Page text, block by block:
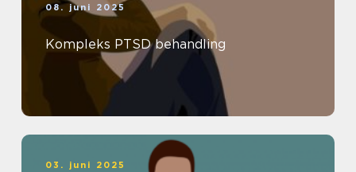
08. juni 2025
Kompleks PTSD behandling
03. juni 2025